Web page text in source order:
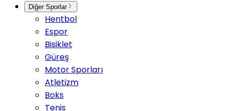
Diğer Sporlar
Hentbol
Espor
Bisiklet
Güreş
Motor Sporları
Atletizm
Boks
Tenis